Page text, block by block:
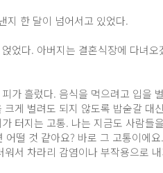
지 한 달이 넘어서고 있었다.
었다. 아버지는 결혼식장에 다녀
가 흘렀다. 음식을 먹으려고 입을
게 벌려도 되지 않도록 밥숟갈 대
터지는 고통. 나는 지금도 사람들
떨 것 같아요? 바로 그 고통이에
서 차라리 감염이나 부작용으로